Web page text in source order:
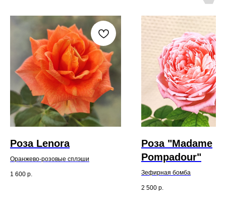
Роза Lenora
Оранжево-розовые сплэши
1 600 р.
Роза "Madame
Pompadour"
Зефирная бомба
2 500 р.